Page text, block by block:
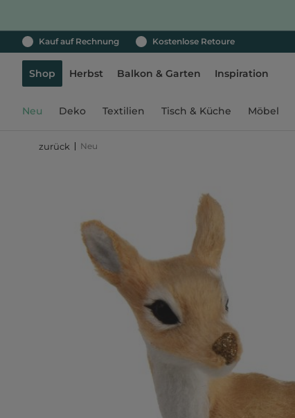
Kauf auf Rechnung Kostenlose Retoure
Shop Herbst Balkon & Garten Inspiration
Neu Deko Textilien Tisch & Küche Möbel
zurück Neu